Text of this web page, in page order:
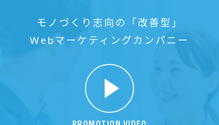
モノづくり志向の「改善型」
Webマーケティングカンパニー